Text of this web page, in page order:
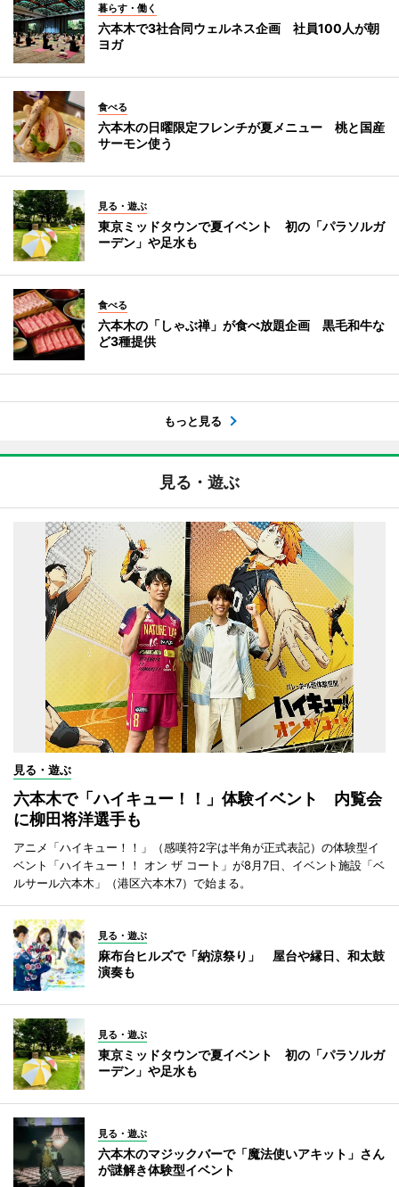
暮らす・働く
六本木で3社合同ウェルネス企画 社員100人が朝
ヨガ
食べる
六本木の日曜限定フレンチが夏メニュー 桃と国産
サーモン使う
見る・遊ぶ
東京ミッドタウンで夏イベント 初の「パラソルガ
ーデン」や足水も
食べる
六本木の「しゃぶ禅」が食べ放題企画 黒毛和牛な
ど3種提供
もっと見る
見る・遊ぶ
見る・遊ぶ
六本木で「ハイキュー！！」体験イベント 内覧会
に柳田将洋選手も
アニメ「ハイキュー！！」（感嘆符2字は半角が正式表記）の体験型イ
ベント「ハイキュー！！ オン ザ コート」が8月7日、イベント施設「ベ
ルサール六本木」（港区六本木7）で始まる。
見る・遊ぶ
麻布台ヒルズで「納涼祭り」 屋台や縁日、和太鼓
演奏も
見る・遊ぶ
東京ミッドタウンで夏イベント 初の「パラソルガ
ーデン」や足水も
見る・遊ぶ
六本木のマジックバーで「魔法使いアキット」さん
が謎解き体験型イベント